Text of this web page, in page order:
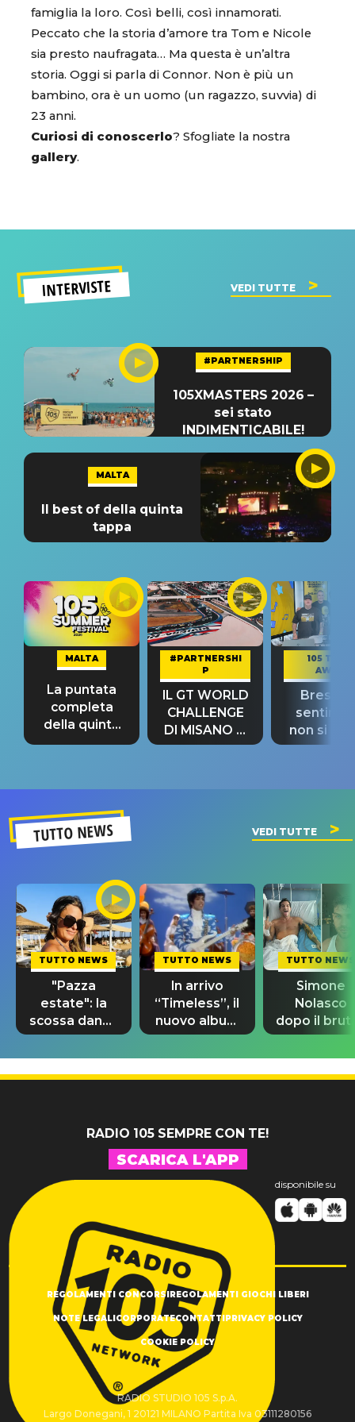
famiglia la loro. Così belli, così innamorati.
Peccato che la storia d’amore tra Tom e Nicole
sia presto naufragata… Ma questa è un’altra
storia. Oggi si parla di Connor. Non è più un
bambino, ora è un uomo (un ragazzo, suvvia) di
23 anni.
Curiosi di conoscerlo? Sfogliate la nostra
gallery.
INTERVISTE VEDI TUTTE
#PARTNERSHIP
105XMASTERS 2026 –
sei stato
INDIMENTICABILE!
MALTA
Il best of della quinta
tappa
MALTA
La puntata
completa
della quinta
tappa
#PARTNERSHI
P
IL GT WORLD
CHALLENGE
DI MISANO si
riconferma
105 TAKE
AWAY
Bresh:
non si
fino alla
TUTTO NEWS VEDI TUTTE
TUTTO NEWS
"Pazza
estate": la
scossa dance
di Sara
Tommasi
TUTTO NEWS
In arrivo
“Timeless”, il
nuovo album
di Prince con
10 brani
inediti
TUTTO NEWS
Simone
Nolasco
dopo il
incidente:
"Sono così
grato alla
RADIO 105 SEMPRE CON TE!
SCARICA L'APP
disponibile su
REGOLAMENTI CONCORSIREGOLAMENTI GIOCHI LIBERI
NOTE LEGALICORPORATECONTATTIPRIVACY POLICY
COOKIE POLICY
RADIO STUDIO 105 S.p.A.
Largo Donegani, 1 20121 MILANO Partita Iva 03111280156